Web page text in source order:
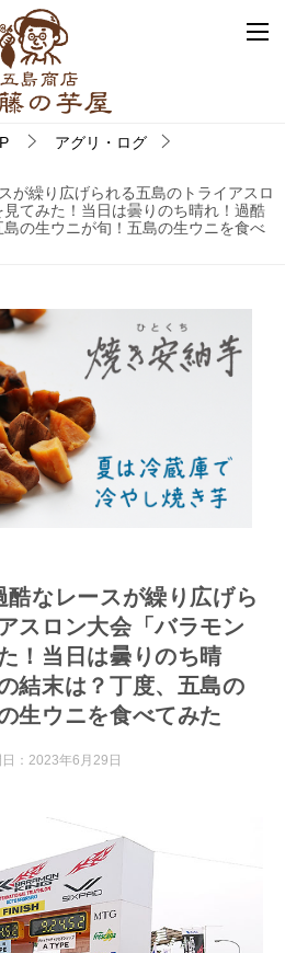
アグリ・ログ
が繰り広げられる五島のトライアスロ
てみた！当日は曇りのち晴れ！過酷
の生ウニが旬！五島の生ウニを食べ
なレースが繰り広げら
スロン大会「バラモン
！当日は曇りのち晴
結末は？丁度、五島の
生ウニを食べてみた
： 2023年6月29日